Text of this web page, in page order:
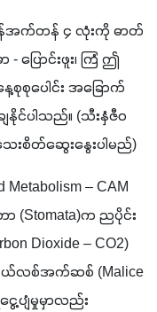
ဗွန်အက်တန် ၄ လုံးကို ဓာတ်
ပြောင်းဖူး၊ ကြံ ဤ
စုပေါင်း အခြောက်
နိုင်ပါသည်။ (သီးနှံဇီဝ
းစိတ်ဆွေးနွေးပါမည်)
Metabolism – CAM
(Stomata)က ညပိုင်း
Dioxide – CO2)
မယ်လစ်အက်ဆစ် (Malice
ပျံမှုမှာလည်း